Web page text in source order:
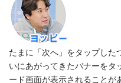
たまに「次へ」をタップした
いにあがってきたバナーをタ
ード画面が表示されることが